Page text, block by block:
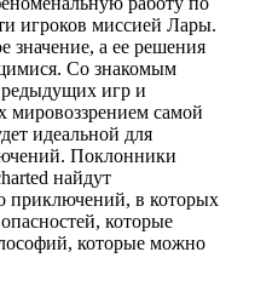
игроков миссией Лары.
а ее решения
Со знакомым
игр и
мировоззрением самой
идеальной для
Поклонники
найдут
приключений, в которых
которые
которые можно